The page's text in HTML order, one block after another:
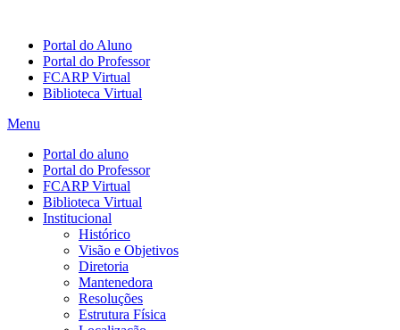
Portal do Aluno
Portal do Professor
FCARP Virtual
Biblioteca Virtual
Menu
Portal do aluno
Portal do Professor
FCARP Virtual
Biblioteca Virtual
Institucional
Histórico
Visão e Objetivos
Diretoria
Mantenedora
Resoluções
Estrutura Física